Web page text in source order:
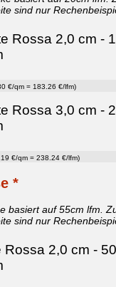
sind nur
Rossa 2,0 cm -
€/qm = 183.26 €/lfm)
Rossa 3,0 cm -
€/qm = 238.24 €/lfm)
*
basiert auf 55cm lfm.
sind nur
2,0 cm -